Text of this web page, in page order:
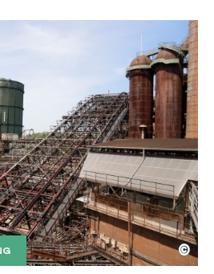
der Völklinger Hütte mit
Völklinger Hütte | Karl
©